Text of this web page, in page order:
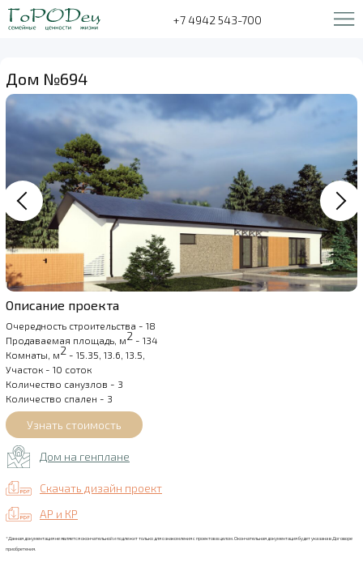
+7 4942 543-700
Дом №694
Описание проекта
Очередность строительства - 18
Продаваемая площадь, м2 - 134
Комнаты, м2 - 15.35, 13.6, 13.5,
Участок - 10 соток
Количество санузлов - 3
Количество спален - 3
Дом на генплане
Скачать дизайн проект
АР и КР
*Данная документация не является окончательной и подлежит только для ознакомления с проектов в целом. Окончательная документация будет указана в Договоре
приобретения.